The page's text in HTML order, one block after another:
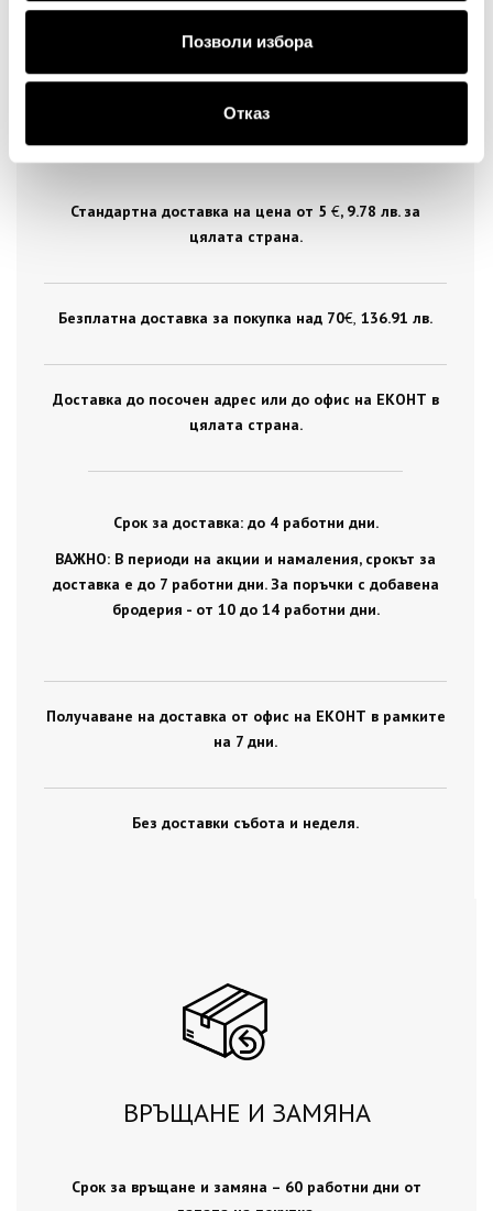
Позволи избора
Отказ
ДОСТАВКА
Стандартна доставка на цена от 5 €, 9.78 лв. за
цялата страна.
Безплатна доставка за покупка над 70€ , 136.91 лв.
Доставка до посочен адрес или до офис на ЕКОНТ в
цялата страна.
Срок за доставка: до 4 работни дни.
ВАЖНО: В периоди на акции и намаления, срокът за
доставка е до 7 работни дни. За поръчки с добавена
бродерия - от 10 до 14 работни дни.
Получаване на доставка от офис на ЕКОНТ в рамките
на 7 дни.
Без доставки събота и неделя.
ВРЪЩАНЕ И ЗАМЯНА
Срок за връщане и замяна – 60 работни дни от